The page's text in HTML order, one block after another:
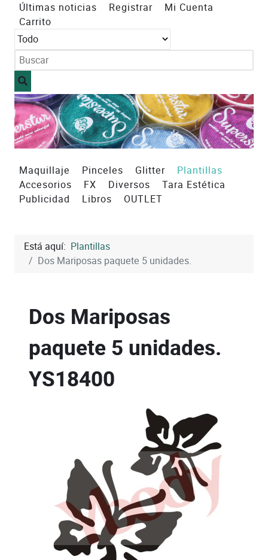
Últimas noticias Registrar
Mi Cuenta
Carrito
Maquillaje Pinceles Glitter
Plantillas
Accesorios
FX Diversos
Tara Estética
Publicidad
Libros OUTLET
Está aquí: Plantillas
Dos Mariposas paquete 5 unidades.
Dos Mariposas
paquete 5 unidades.
YS18400